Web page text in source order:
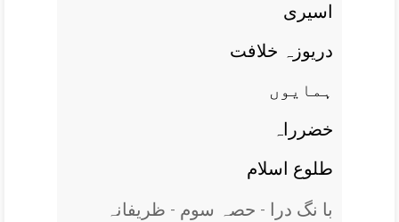
اسيری
دريوزہ خلافت
ہمايوں
خضرراہ
طلوع اسلام
با نگ درا - حصہ سوم - ظریفانہ